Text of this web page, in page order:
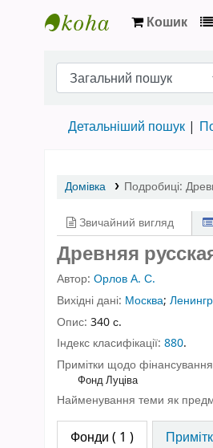
Кошик
Детальніший пошук
Домівка Подробиці:
Звичайний вигляд
Древняя
Автор: Орлов А. С.
Вихідні дані: Москва;
Опис: 340 с.
Індекс класифікації: 880.
Примітки щодо
Фонд Луціва
Найменування теми як
Фонди ( 1 )